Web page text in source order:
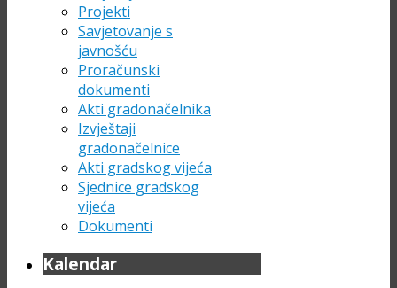
Projekti
Savjetovanje s
javnošću
Proračunski
dokumenti
Akti gradonačelnika
Izvještaji
gradonačelnice
Akti gradskog vijeća
Sjednice gradskog
vijeća
Dokumenti
Kalendar